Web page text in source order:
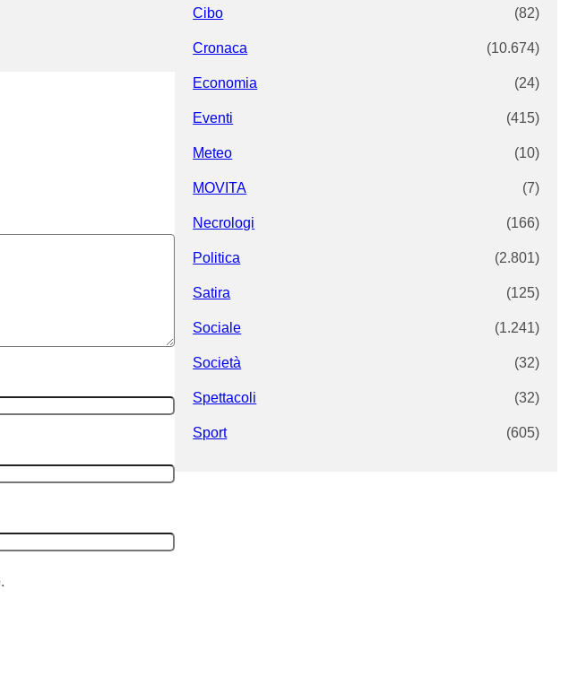
Cibo (82)
Cronaca (10.674)
Economia (24)
Eventi (415)
Meteo (10)
MOVITA (7)
Necrologi (166)
Politica (2.801)
Satira (125)
Sociale (1.241)
Società (32)
Spettacoli (32)
Sport (605)